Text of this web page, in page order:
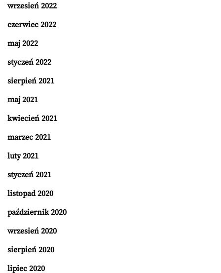
wrzesień 2022
czerwiec 2022
maj 2022
styczeń 2022
sierpień 2021
maj 2021
kwiecień 2021
marzec 2021
luty 2021
styczeń 2021
listopad 2020
październik 2020
wrzesień 2020
sierpień 2020
lipiec 2020